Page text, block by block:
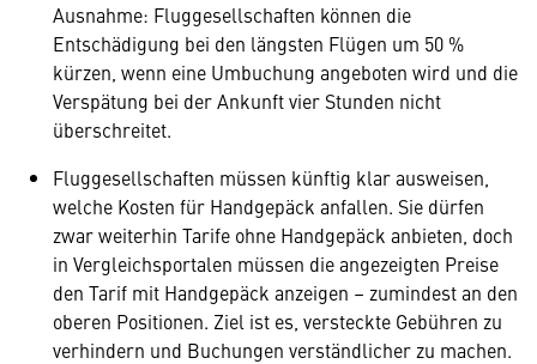
Ausnahme: Fluggesellschaften können die
Entschädigung bei den längsten Flügen um 50 %
kürzen, wenn eine Umbuchung angeboten wird und die
Verspätung bei der Ankunft vier Stunden nicht
überschreitet.
Fluggesellschaften müssen künftig klar ausweisen,
welche Kosten für Handgepäck anfallen. Sie dürfen
zwar weiterhin Tarife ohne Handgepäck anbieten, doch
in Vergleichsportalen müssen die angezeigten Preise
den Tarif mit Handgepäck anzeigen – zumindest an den
oberen Positionen. Ziel ist es, versteckte Gebühren zu
verhindern und Buchungen verständlicher zu machen.